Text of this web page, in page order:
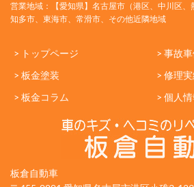
営業地域：【愛知県】名古屋市（港区、中川区、
知多市、東海市、常滑市、その他近隣地域
> トップページ
> 事故
> 板金塗装
> 修理
> 板金コラム
> 個人
板倉自動車